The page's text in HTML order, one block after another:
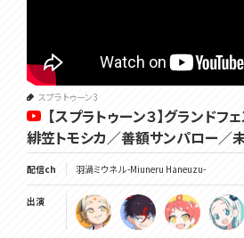
スプラトゥーン3
【スプラトゥーン３】グランドフ
緋笠トモシカ／善額サンパロー／
配信ch 羽渦ミウネル -Miuneru Haneuzu-
出演